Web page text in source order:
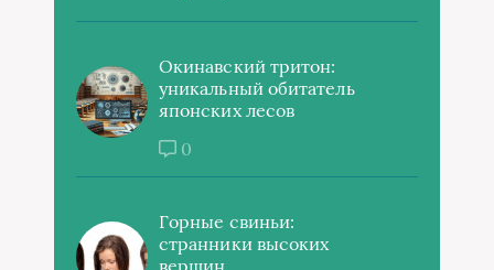
Окинавский тритон:
уникальный обитатель
японских лесов
0
Горные свиньи:
странники высоких
вершин